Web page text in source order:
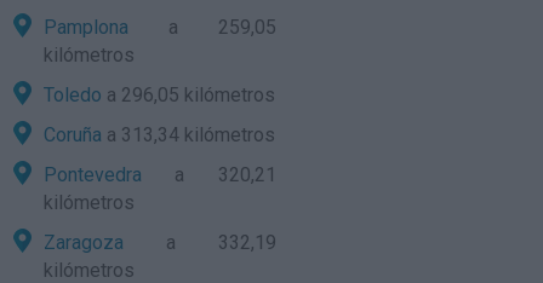
Pamplona a 259,05
kilómetros
Toledo a 296,05 kilómetros
Coruña a 313,34 kilómetros
Pontevedra a 320,21
kilómetros
Zaragoza a 332,19
kilómetros